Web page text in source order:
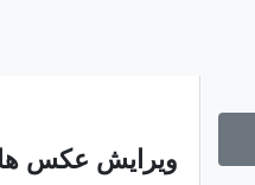
ویرایش عکس